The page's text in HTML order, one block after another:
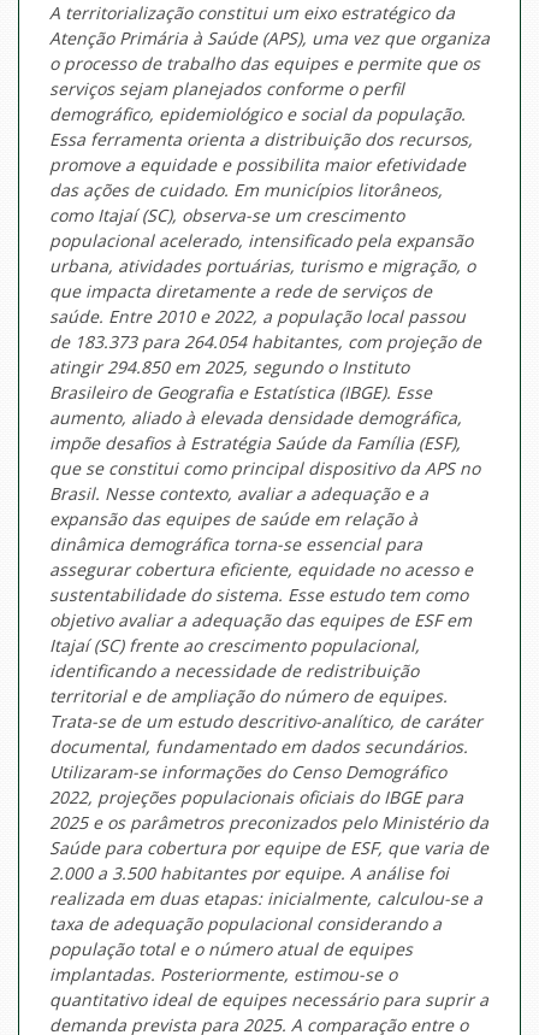
A territorialização constitui um eixo estratégico da
Atenção Primária à Saúde (APS), uma vez que organiza
o processo de trabalho das equipes e permite que os
serviços sejam planejados conforme o perfil
demográfico, epidemiológico e social da população.
Essa ferramenta orienta a distribuição dos recursos,
promove a equidade e possibilita maior efetividade
das ações de cuidado. Em municípios litorâneos,
como Itajaí (SC), observa-se um crescimento
populacional acelerado, intensificado pela expansão
urbana, atividades portuárias, turismo e migração, o
que impacta diretamente a rede de serviços de
saúde. Entre 2010 e 2022, a população local passou
de 183.373 para 264.054 habitantes, com projeção de
atingir 294.850 em 2025, segundo o Instituto
Brasileiro de Geografia e Estatística (IBGE). Esse
aumento, aliado à elevada densidade demográfica,
impõe desafios à Estratégia Saúde da Família (ESF),
que se constitui como principal dispositivo da APS no
Brasil. Nesse contexto, avaliar a adequação e a
expansão das equipes de saúde em relação à
dinâmica demográfica torna-se essencial para
assegurar cobertura eficiente, equidade no acesso e
sustentabilidade do sistema. Esse estudo tem como
objetivo avaliar a adequação das equipes de ESF em
Itajaí (SC) frente ao crescimento populacional,
identificando a necessidade de redistribuição
territorial e de ampliação do número de equipes.
Trata-se de um estudo descritivo-analítico, de caráter
documental, fundamentado em dados secundários.
Utilizaram-se informações do Censo Demográfico
2022, projeções populacionais oficiais do IBGE para
2025 e os parâmetros preconizados pelo Ministério da
Saúde para cobertura por equipe de ESF, que varia de
2.000 a 3.500 habitantes por equipe. A análise foi
realizada em duas etapas: inicialmente, calculou-se a
taxa de adequação populacional considerando a
população total e o número atual de equipes
implantadas. Posteriormente, estimou-se o
quantitativo ideal de equipes necessário para suprir a
demanda prevista para 2025. A comparação entre o